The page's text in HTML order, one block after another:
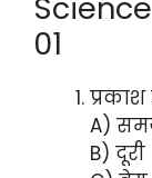
01
A)
B) दूरी